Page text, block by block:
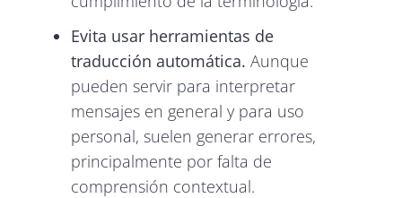
Evita usar herramientas de
traducción automática. Aunque
pueden servir para interpretar
mensajes en general y para uso
personal, suelen generar errores,
principalmente por falta de
comprensión contextual.